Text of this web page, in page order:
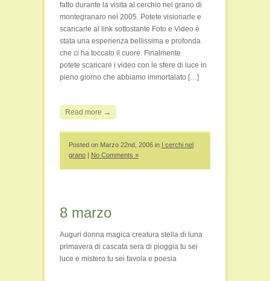
fatto durante la visita al cerchio nel grano di
montegranaro nel 2005. Potete visionarle e
scaricarle al link sottostante Foto e Video è
stata una esperienza bellissima e profonda
che ci ha toccato il cuore. Finalmente
potete scaricare i video con le sfere di luce in
pieno giorno che abbiamo immortalato […]
Read more →
Posted on Marzo 22nd, 2006 in I cerchi nel
grano | No Comments »
8 marzo
Auguri donna magica creatura stella di luna
primavera di cascata sera di pioggia tu sei
luce e mistero tu sei favola e poesia